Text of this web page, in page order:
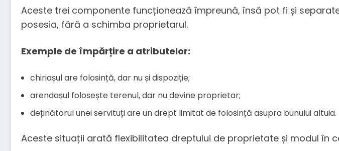
Aceste trei componente funcționează împreună, însă pot fi și
posesia, fără a schimba proprietarul.
Exemple de împărțire a atributelor:
chiriașul are folosință, dar nu și dispoziție;
arendașul folosește terenul, dar nu devine proprietar;
deținătorul unei servituți are un drept limitat de folosință asupra bunului altuia.
Aceste situații arată flexibilitatea dreptului de proprietate și modul în